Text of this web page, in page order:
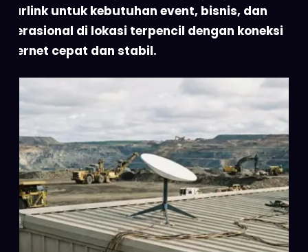
Starlink untuk kebutuhan event, bisnis, dan
operasional di lokasi terpencil dengan koneksi
internet cepat dan stabil.